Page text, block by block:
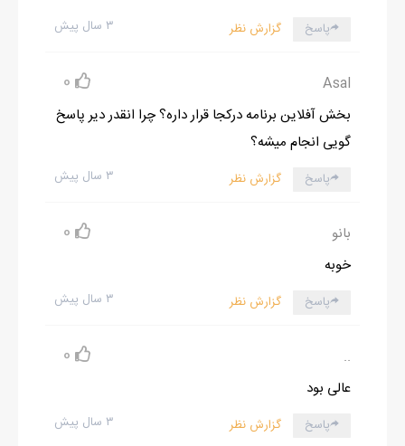
۳ سال پیش پاسخ گزارش نظر
Asal
0
بخش آفلاین برنامه درکجا قرار داره؟ چرا انقدر دیر پاسخ
گویی انجام میشه؟
۳ سال پیش پاسخ گزارش نظر
بانو 0
خوبه
۳ سال پیش پاسخ گزارش نظر
..
0
عالی بود
۳ سال پیش پاسخ گزارش نظر